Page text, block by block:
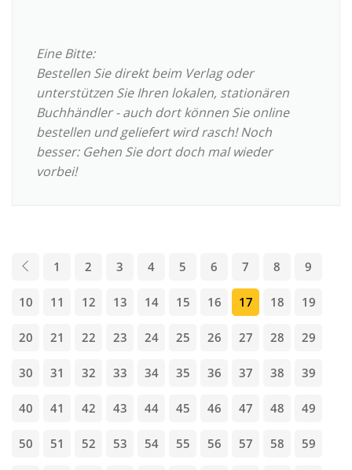
Eine Bitte:
Bestellen Sie direkt beim Verlag oder
unterstützen Sie Ihren lokalen, stationären
Buchhändler - auch dort können Sie online
bestellen und geliefert wird rasch! Noch
besser: Gehen Sie dort doch mal wieder
vorbei!
1 2 3 4 5 6 7 8 9
10 11 12 13 14 15 16 17 18 19
20 21 22 23 24 25 26 27 28 29
30 31 32 33 34 35 36 37 38 39
40 41 42 43 44 45 46 47 48 49
50 51 52 53 54 55 56 57 58 59